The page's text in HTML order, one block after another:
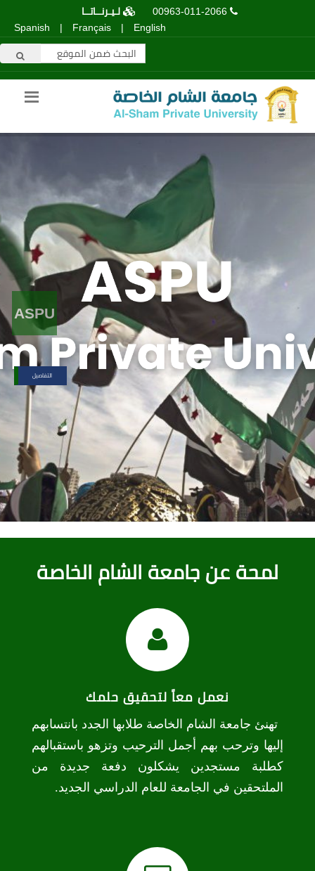
00963-011-2066
لـيـرنــاتــا
English
Français
Spanish
ASPU
التفاصيل
لمحة عن جامعة الشام الخاصة
نعمل معاً لتحقيق حلمك
تهنئ جامعة الشام الخاصة طلابها الجدد بانتسابهم
إليها وترحب بهم أجمل الترحيب وتزهو باستقبالهم
كطلبة مستجدين يشكلون دفعة جديدة من
الملتحقين في الجامعة للعام الدراسي الجديد.